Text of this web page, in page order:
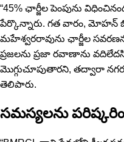
“45% ఛార్జీల పెంపును
పేర్కొన్నారు. గత వారం, మోహన్
మహేశ్వరరావును ఛార్జీల
ప్రజలను ప్రజా రవాణాను
మొగ్గుచూపుతార‌ని, తద్వారా
తెలిపారు.
స‌మ‌స్య‌ల‌ను